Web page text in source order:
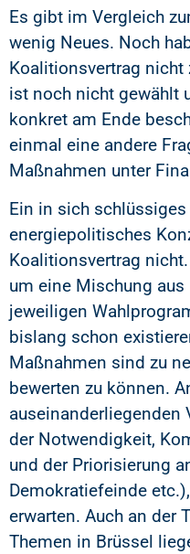
Es gibt im Vergleich
wenig Neues. Noch
Koalitionsvertrag nicht
ist noch nicht gewählt
konkret am Ende
einmal eine andere
Maßnahmen unter
Ein in sich
energiepolitisches
Koalitionsvertrag
um eine Mischung
jeweiligen
bislang schon
Maßnahmen sind zu
bewerten zu können.
auseinanderliegenden
der Notwendigkeit,
und der Priorisierung
Demokratiefeinde
erwarten. Auch an der
Themen in Brüssel